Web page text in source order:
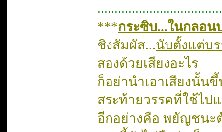
***กระซิบ...ในกลอน
ชิงสัมผัส...นับตั้งแต่บ
สองด้วยเสียงอะไร
ก็อย่านำเอาเสียงนั้น
สระท้ายวรรคที่ใช้ไป
อีกอย่างคือ พยัญชนะ